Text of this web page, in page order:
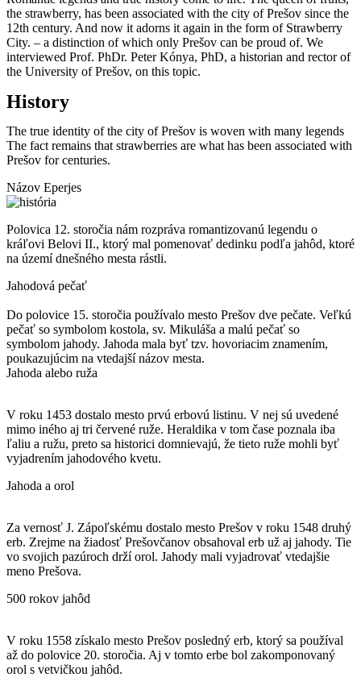
the strawberry, has been associated with the city of Prešov since the
12th century. And now it adorns it again in the form of Strawberry
City. – a distinction of which only Prešov can be proud of. We
interviewed Prof. PhDr. Peter Kónya, PhD, a historian and rector of
the University of Prešov, on this topic.
History
The true identity of the city of Prešov is woven with many legends
The fact remains that strawberries are what has been associated with
Prešov for centuries.
Názov Eperjes
Polovica 12. storočia nám rozpráva romantizovanú legendu o
kráľovi Belovi II., ktorý mal pomenovať dedinku podľa jahôd, ktoré
na území dnešného mesta rástli.
Jahodová pečať
Do polovice 15. storočia používalo mesto Prešov dve pečate. Veľkú
pečať so symbolom kostola, sv. Mikuláša a malú pečať so
symbolom jahody. Jahoda mala byť tzv. hovoriacim znamením,
poukazujúcim na vtedajší názov mesta.
Jahoda alebo ruža
V roku 1453 dostalo mesto prvú erbovú listinu. V nej sú uvedené
mimo iného aj tri červené ruže. Heraldika v tom čase poznala iba
ľaliu a ružu, preto sa historici domnievajú, že tieto ruže mohli byť
vyjadrením jahodového kvetu.
Jahoda a orol
Za vernosť J. Zápoľskému dostalo mesto Prešov v roku 1548 druhý
erb. Zrejme na žiadosť Prešovčanov obsahoval erb už aj jahody. Tie
vo svojich pazúroch drží orol. Jahody mali vyjadrovať vtedajšie
meno Prešova.
500 rokov jahôd
V roku 1558 získalo mesto Prešov posledný erb, ktorý sa používal
až do polovice 20. storočia. Aj v tomto erbe bol zakomponovaný
orol s vetvičkou jahôd.